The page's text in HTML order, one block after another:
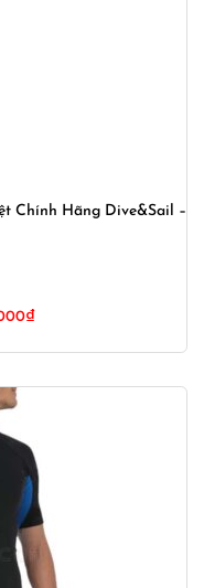
Chính Hãng Dive&Sail –
₫Giá
là: